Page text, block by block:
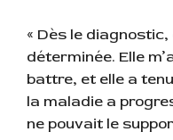
« Dès le
déterminée. Elle
battre, et elle a
la maladie a
ne pouvait le